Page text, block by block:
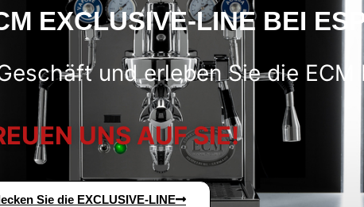
EXCLUSIVE-LINE BEI
und erleben Sie die ECM
UNS AUF SIE!
Sie die EXCLUSIVE-LINE